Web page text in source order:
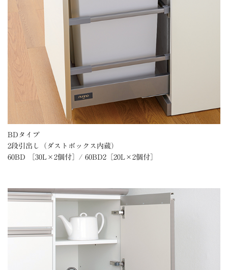
BDタイプ
2段引出し（ダストボックス内蔵）
60BD ［30L×2個付］/ 60BD2［20L×2個付］